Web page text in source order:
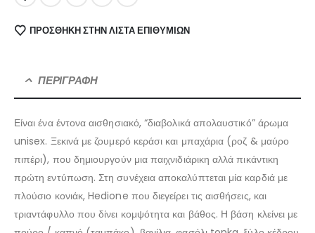
ΠΡΌΣΘΉΚΗ ΣΤΗΝ ΛΊΣΤΑ ΕΠΙΘΥΜΙΏΝ
ΠΕΡΙΓΡΑΦΉ
Είναι ένα έντονα αισθησιακό, “διαβολικά απολαυστικό” άρωμα
unisex. Ξεκινά με ζουμερό κεράσι και μπαχάρια (ροζ & μαύρο
πιπέρι), που δημιουργούν μια παιχνιδιάρικη αλλά πικάντικη
πρώτη εντύπωση. Στη συνέχεια αποκαλύπτεται μία καρδιά με
πλούσιο κονιάκ, Hedione που διεγείρει τις αισθήσεις, και
τριαντάφυλλο που δίνει κομψότητα και βάθος. Η βάση κλείνει με